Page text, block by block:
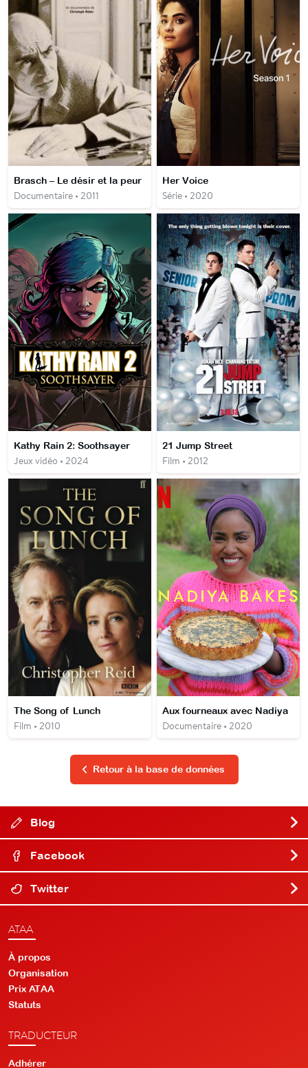
Brasch – Le désir et la peur
Documentaire • 2011
Her Voice
Série • 2020
Kathy Rain 2: Soothsayer
Jeux vidéo • 2024
21 Jump Street
Film • 2012
The Song of Lunch
Film • 2010
Aux fourneaux avec Nadiya
Documentaire • 2020
Retour à la base de données
Blog
Facebook
Twitter
ATAA
À propos
Organisation
Prix ATAA
Statuts
TRADUCTEUR
Adhérer